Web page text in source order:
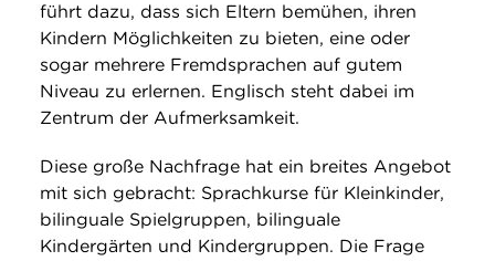
führt dazu, dass sich Eltern bemühen, ihren
Kindern Möglichkeiten zu bieten, eine oder
sogar mehrere Fremdsprachen auf gutem
Niveau zu erlernen. Englisch steht dabei im
Zentrum der Aufmerksamkeit.
Diese große Nachfrage hat ein breites Angebot
mit sich gebracht: Sprachkurse für Kleinkinder,
bilinguale Spielgruppen, bilinguale
Kindergärten und Kindergruppen. Die Frage